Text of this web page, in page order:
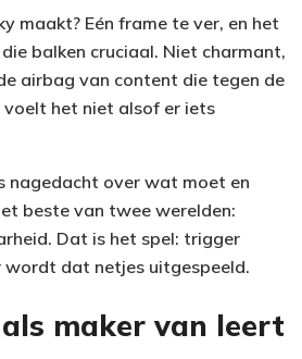
maakt? Eén frame te ver, en het
balken cruciaal. Niet charmant,
airbag van content die tegen de
voelt het niet alsof er iets
nagedacht over wat moet en
beste van twee werelden:
Dat is het spel: trigger
wordt dat netjes uitgespeeld.
maker van leert